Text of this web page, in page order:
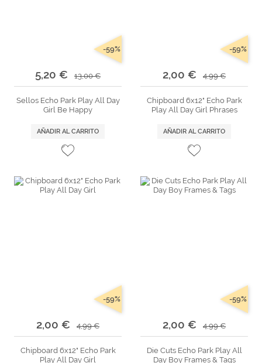
5,20 € 13,00 €
-59%
Sellos Echo Park Play All Day
Girl Be Happy
AÑADIR AL CARRITO
2,00 € 4,99 €
-59%
Chipboard 6x12" Echo Park
Play All Day Girl Phrases
AÑADIR AL CARRITO
2,00 € 4,99 €
-59%
Chipboard 6x12" Echo Park
Play All Day Girl
2,00 € 4,99 €
-59%
Die Cuts Echo Park Play All
Day Boy Frames & Tags